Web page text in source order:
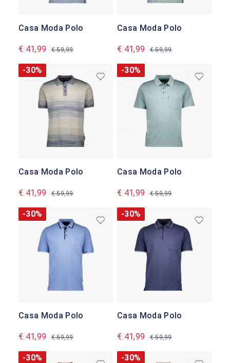
Casa Moda Polo
€ 41,99 € 59,99
Casa Moda Polo
€ 41,99 € 59,99
-30%
Casa Moda Polo
€ 41,99 € 59,99
-30%
Casa Moda Polo
€ 41,99 € 59,99
-30%
Casa Moda Polo
€ 41,99 € 59,99
-30%
Casa Moda Polo
€ 41,99 € 59,99
-30% -30%